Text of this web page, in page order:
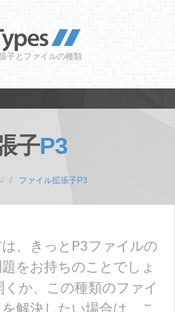
子とファイルの種類
子P3
ファイル拡張子P3
、きっとP3ファイルの
をお持ちのことでしょ
か、この種類のファイ
解決したい場合は、こ